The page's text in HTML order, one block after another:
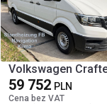
Volkswagen
59 752 PLN
Cena bez VAT